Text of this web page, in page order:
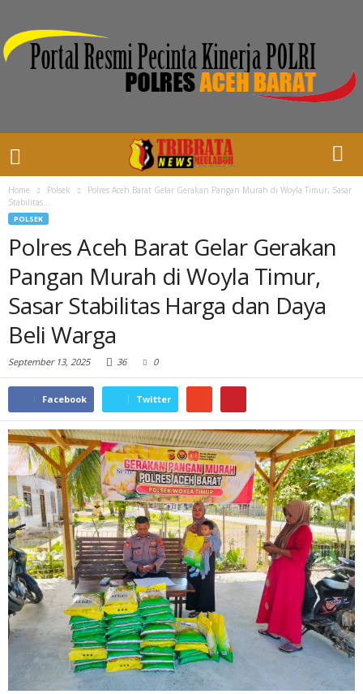
Home Polsek
Polres Aceh Barat Gelar Gerakan Pangan Murah di Woyla Timur, Sasar
Stabilitas...
POLSEK
Polres Aceh Barat Gelar Gerakan
Pangan Murah di Woyla Timur,
Sasar Stabilitas Harga dan Daya
Beli Warga
September 13, 2025 36 0
Facebook Twitter